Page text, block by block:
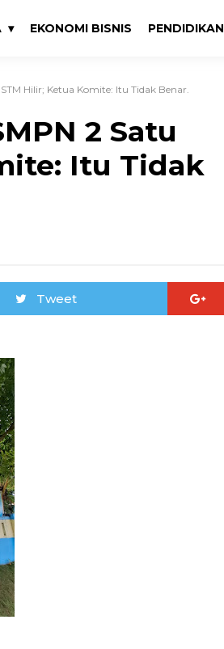
PENDIDIKAN
EKONOMI BISNIS
Hilir; Ketua Komite: Itu Tidak Benar.
2 Satu
Itu Tidak
Tweet